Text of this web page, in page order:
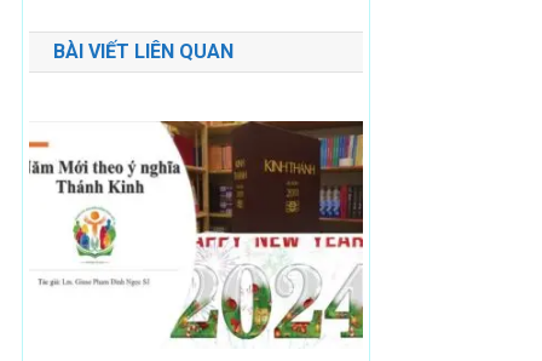
hướng
bàiBÀI VIẾT LIÊN QUAN